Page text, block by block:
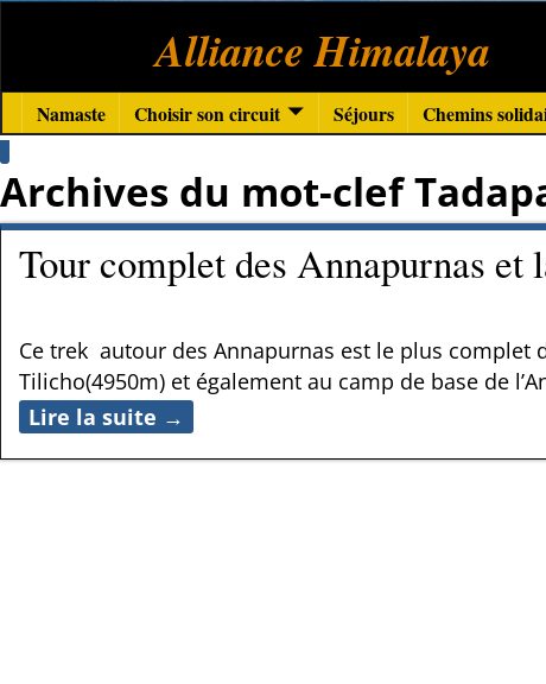
Alliance Himalaya
Namaste Choisir son circuit Séjours Chemins
Archives du mot-clef
Tour complet des Annapurnas et
Ce trek autour des Annapurnas est le plus
Tilicho(4950m) et également au camp de base de
Lire la suite →